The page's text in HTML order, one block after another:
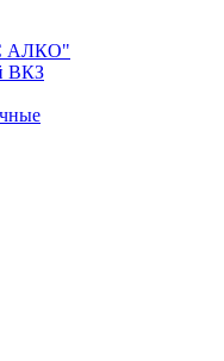
АЛКО"
ВКЗ